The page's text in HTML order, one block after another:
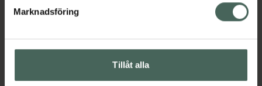
Marknadsföring
Tillåt alla
Kronans Apotek finns här för dig. Du hittar oss från Skåne i
datorn. Oavsett vem du är så är det vårt uppdrag att
hjälpa just dig att må lite bättre. Välkommen att prata
med oss.